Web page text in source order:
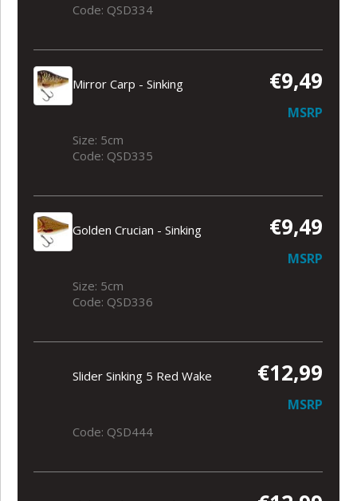
Code: QSD334
Mirror Carp - Sinking €9,49
MSRP
Size: 5cm
Code: QSD335
Golden Crucian - Sinking €9,49
MSRP
Size: 5cm
Code: QSD336
Slider Sinking 5 Red Wake €12,99
MSRP
Code: QSD444